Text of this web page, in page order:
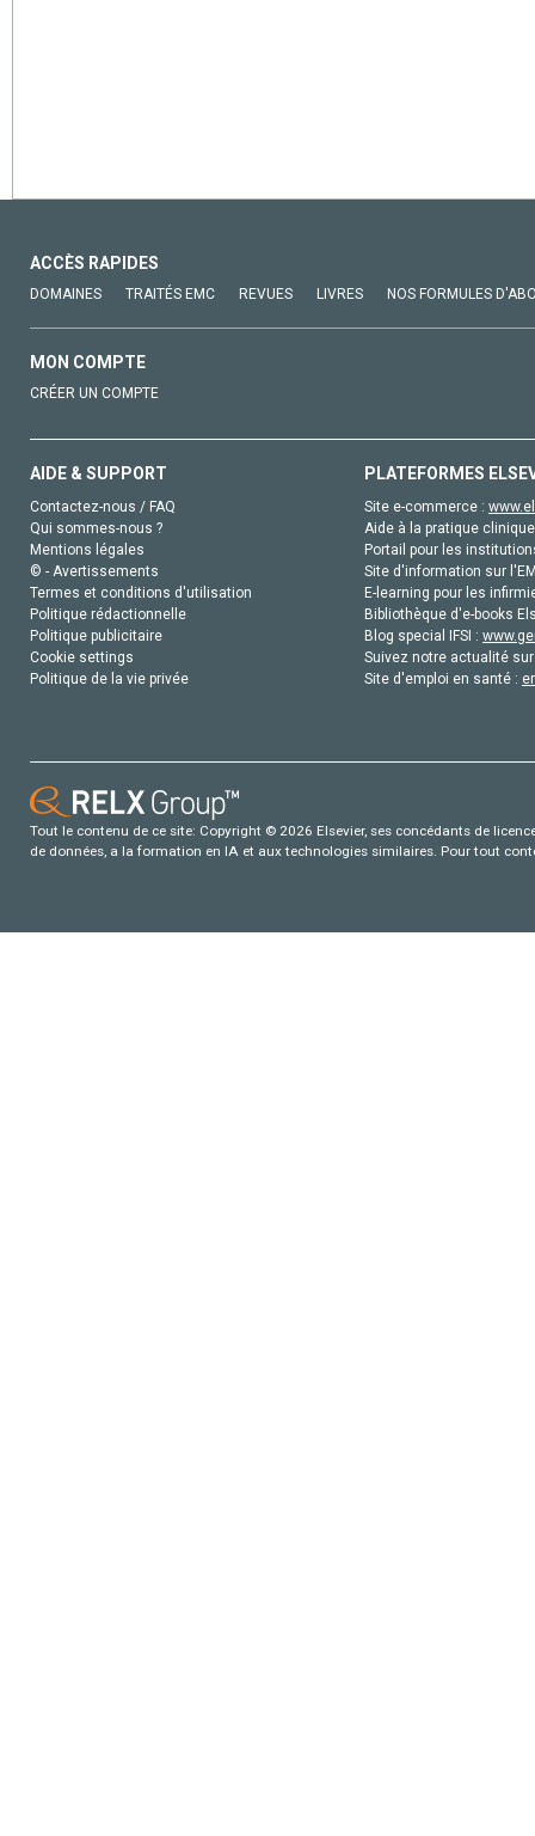
ACCÈS RAPIDES
DOMAINES TRAITÉS EMC REVUES LIVRES NOS FORMULES
MON COMPTE
CRÉER UN COMPTE
AIDE & SUPPORT
Contactez-nous / FAQ
Qui sommes-nous ?
Mentions légales
© - Avertissements
Termes et conditions d'utilisation
Politique rédactionnelle
Politique publicitaire
Cookie settings
Politique de la vie privée
PLATEFORMES
Site e-commerce :
Aide à la pratique
Portail pour les
Site d'information sur
E-learning pour les
Bibliothèque d'e-books
Blog special IFSI :
Suivez notre actualité
Site d'emploi en santé :
Tout le contenu de ce site: Copyright © 2026 Elsevier, ses concédants de
de données, a la formation en IA et aux technologies similaires. Pour tout